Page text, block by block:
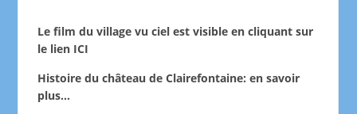
Le film du village vu ciel est visible en cliquant sur
le lien ICI
Histoire du château de Clairefontaine: en savoir
plus…